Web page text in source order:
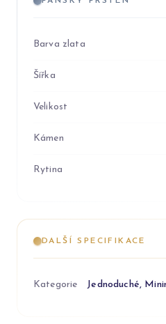
Barva zlata
Šířka
Velikost
Kámen
Rytina
DALŠÍ SPECIFIKACE
Kategorie Jednoduché,